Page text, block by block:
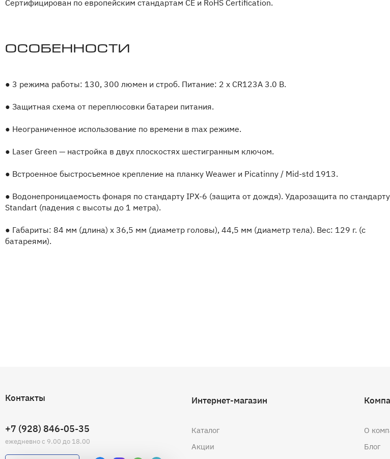
Сертифицирован по европейским стандартам CE и RoHS Certification.
Особенности
● 3 режима работы: 130, 300 люмен и строб. Питание: 2 x CR123А 3.0 В.
● Защитная схема от переплюсовки батареи питания.
● Неограниченное использование по времени в max режиме.
● Laser Green — настройка в двух плоскостях шестигранным ключом.
● Встроенное быстросъемное крепление на планку Weawer и Picatinny / Mid-std 1913.
● Водонепроницаемость фонаря по стандарту IPX-6 (защита от дождя). Ударозащита по
Standart (падения с высоты до 1 метра).
● Габариты: 84 мм (длина) х 36,5 мм (диаметр головы), 44,5 мм (диаметр тела). Вес: 129 г. (с
батареями).
Контакты
+7 (928) 846-05-35
ежедневно с 9.00 до 18.00
Интернет-магазин
Каталог
Акции
О
Блог